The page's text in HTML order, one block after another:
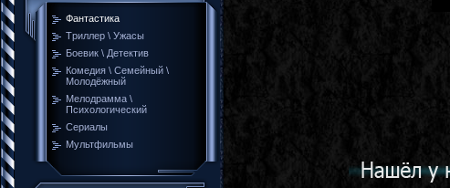
Фантастика
Tриллер \ Ужасы
Боевик \ Детектив
Комедия \ Семейный \
Молодёжный
Мелодрамма \
Психологический
Сериалы
Мультфильмы